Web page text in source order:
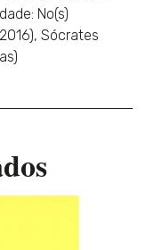
No(s)
Sócrates